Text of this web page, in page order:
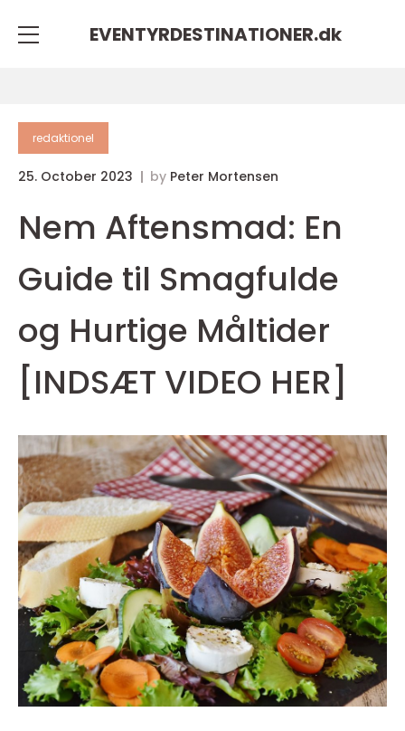
EVENTYRDESTINATIONER.dk
redaktionel
25. October 2023 by Peter Mortensen
Nem Aftensmad: En
Guide til Smagfulde
og Hurtige Måltider
[INDSÆT VIDEO HER]